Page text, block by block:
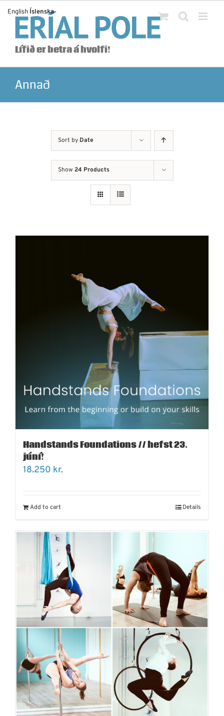
content
Lífið er betra á hvolfi!
Annað
Sort by Date
Show 24 Products
Handstands Foundations // hefst 23.
júní!
18.250 kr.
Add to cart Details
English Íslenska